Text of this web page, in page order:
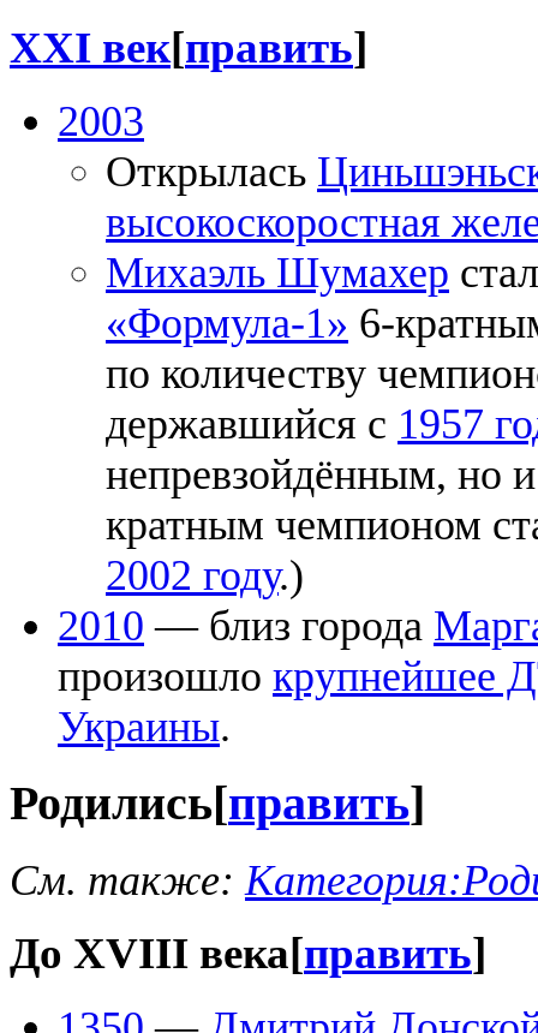
XXI век[править]
2003
Открылась
высокоскоростная
Михаэль Шумахер
«Формула-1» 6-
по количеству
державшийся с 1957
непревзойдённым, но
кратным чемпионом
2002 году.)
2010 — близ города
произошло крупнейшее
Украины.
Родились[править]
См. также:
До XVIII века[править]